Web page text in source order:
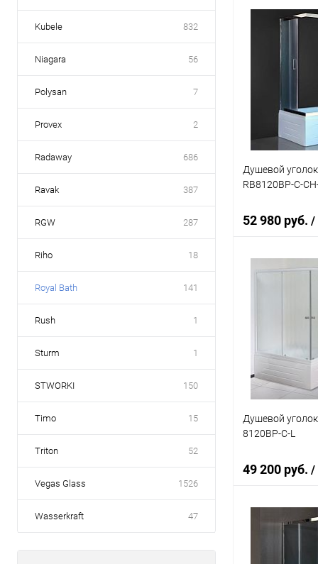
Kubele 832
Niagara 56
Polysan 7
Provex 2
Radaway 686
Ravak 387
RGW 287
Riho 18
Royal Bath 141
Rush 1
Sturm 1
STWORKI 150
Timo 15
Triton 52
Vegas Glass 1526
Wasserkraft 47
В
Купить в 1 клик
Душевой
RB8120BP-C-
52 980 руб. /
Купить в 1 клик
Душевой
8120BP-C-L
49 200 руб. /
В